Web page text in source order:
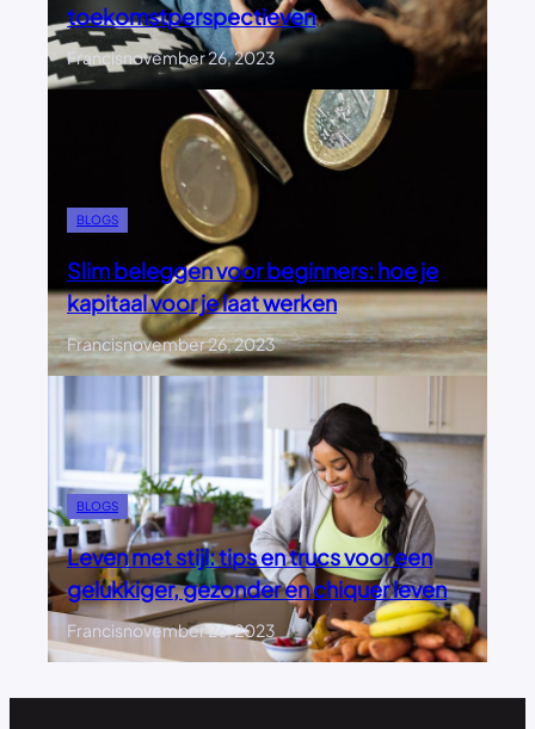
F
I
E
toekomstperspectieven
Francisnovember 26, 2023
BLOGS
Slim beleggen voor beginners: hoe je
kapitaal voor je laat werken
Francisnovember 26, 2023
BLOGS
Leven met stijl: tips en trucs voor een
gelukkiger, gezonder en chiquer leven
Francisnovember 26, 2023